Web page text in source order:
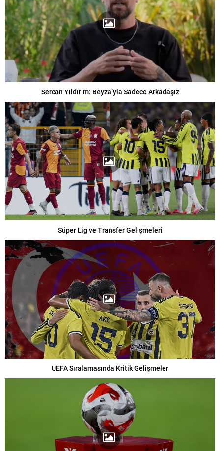
Sercan Yıldırım: Beyza’yla Sadece Arkadaşız
Süper Lig ve Transfer Gelişmeleri
UEFA Sıralamasında Kritik Gelişmeler